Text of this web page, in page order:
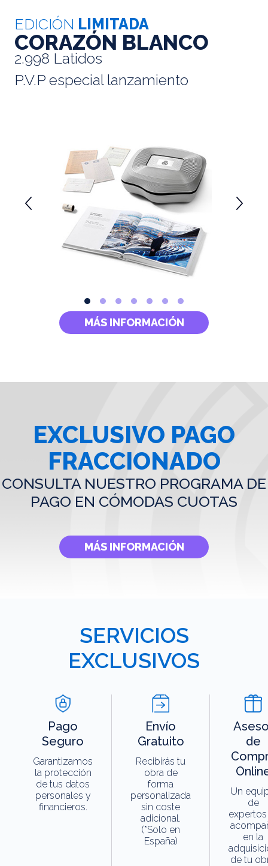
EDICIÓN LIMITADA
CORAZÓN BLANCO
2.998 Latidos
P.V.P especial lanzamiento
MÁS INFORMACIÓN
EXCLUSIVO PAGO
FRACCIONADO
CONSULTA NUESTRO PROGRAMA DE
PAGO EN CÓMODAS CUOTAS
MÁS INFORMACIÓN
SERVICIOS
EXCLUSIVOS
Pago
Seguro
Garantizamos
la protección
de tus datos
personales y
financieros.
Envío
Gratuito
Recibirás tu
obra de
forma
personalizada
sin coste
adicional.
(*Solo en
España)
de
Un
de
en la
de tu